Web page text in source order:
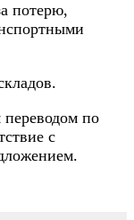
потерю,
переводом по
с